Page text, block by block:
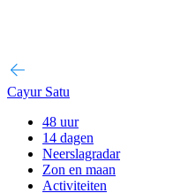
Cayur Satu
48 uur
14 dagen
Neerslagradar
Zon en maan
Activiteiten